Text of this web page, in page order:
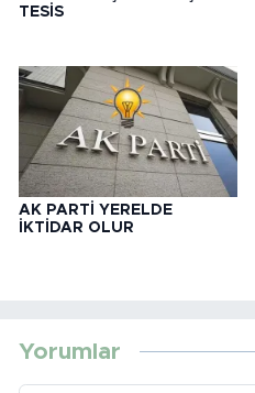
TESİS
AK PARTİ YERELDE
İKTİDAR OLUR
Yorumlar